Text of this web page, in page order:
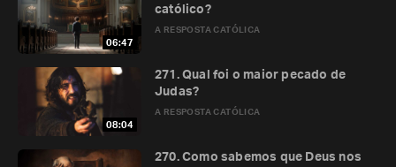
06:47
A RESPOSTA CATÓLICA
católico?
08:04
A RESPOSTA CATÓLICA
271. Qual foi o maior pecado de
Judas?
270. Como sabemos que Deus nos